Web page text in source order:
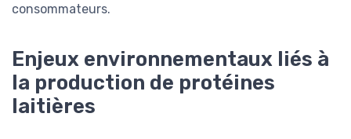
consommateurs.
Enjeux environnementaux liés à
la production de protéines
laitières